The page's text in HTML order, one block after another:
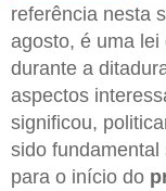
referência nesta
agosto, é uma
durante a
aspectos
significou,
sido fundamental
para o início do